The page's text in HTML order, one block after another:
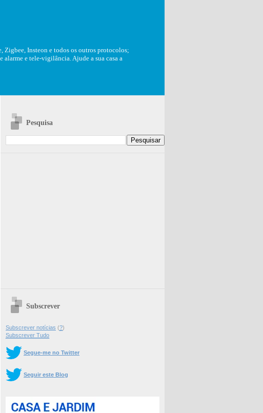
Zigbee, Insteon e todos os outros protocolos;
alarme e tele-vigilância. Ajude a sua casa a
Pesquisa
Subscrever
Subscrever notícias (?)
Subscrever Tudo
Segue-me no Twitter
Seguir este Blog